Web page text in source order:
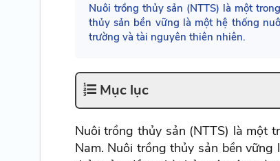
Nuôi trồng thủy sản (NTTS) là một
thủy sản bền vững là một hệ thống
trường và tài nguyên thiên nhiên.
Mục lục
Nuôi trồng thủy sản (NTTS) là một
Nam. Nuôi trồng thủy sản bền